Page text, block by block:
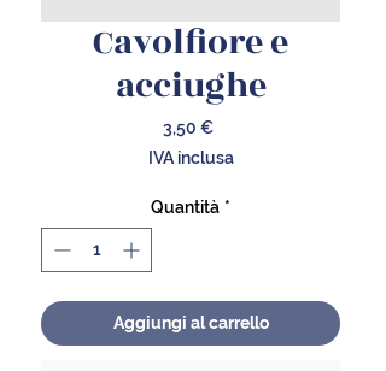
Cavolfiore e
acciughe
3,50 €Prezzo
IVA inclusa
Quantità *
Aggiungi al carrello